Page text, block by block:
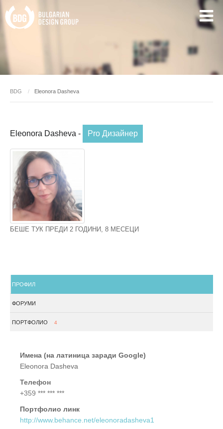
BDG Eleonora Dasheva
Eleonora Dasheva - Pro Дизайнер
БЕШЕ ТУК ПРЕДИ 2 ГОДИНИ, 8 МЕСЕЦИ
ПРОФИЛ
ФОРУМИ
ПОРТФОЛИО 4
Имена (на латиница заради Google)
Eleonora Dasheva
Телефон
+359 *** *** ***
Портфолио линк
http://www.behance.net/eleonoradasheva1